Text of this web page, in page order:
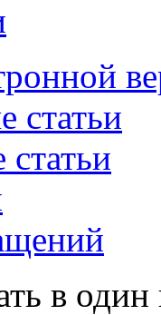
статьи
в